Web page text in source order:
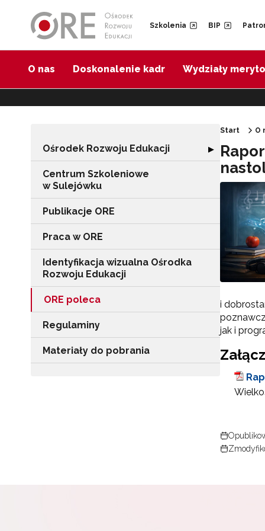
Szkolenia BIP
O nas Doskonalenie kadr Wydziały
Ośrodek Rozwoju Edukacji Rozwiń sekcję
▶
Centrum Szkoleniowe
w Sulejówku
Publikacje ORE
Praca w ORE
Identyfikacja wizualna Ośrodka
Rozwoju Edukacji
ORE poleca
Regulaminy
Materiały do pobrania
Start O
i
jak i